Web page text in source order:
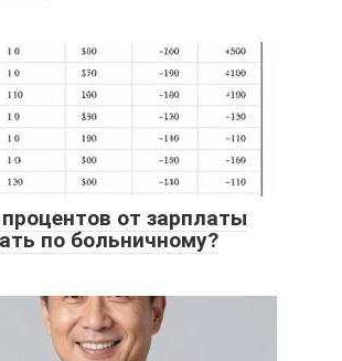
от зарплаты
по больничному?